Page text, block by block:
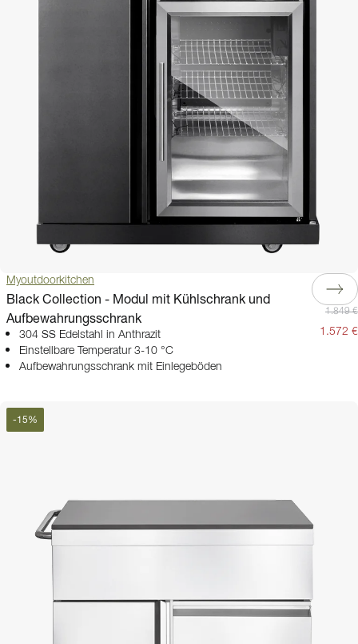
Myoutdoorkitchen
Black Collection - Modul mit Kühlschrank und
Aufbewahrungsschrank
304 SS Edelstahl in Anthrazit
Einstellbare Temperatur 3-10 °C
Aufbewahrungsschrank mit Einlegeböden
1.849 €
1.572 €
-15%